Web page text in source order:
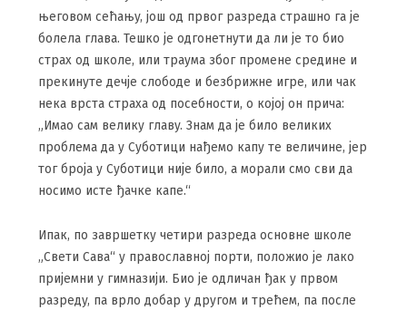
његовом сећању, још од првог разреда страшно га је
болела глава. Тешко је одгонетнути да ли је то био
страх од школе, или траума због промене средине и
прекинуте дечје слободе и безбрижне игре, или чак
нека врста страха од посебности, о којој он прича:
„Имао сам велику главу. Знам да је било великих
проблема да у Суботици нађемо капу те величине, јер
тог броја у Суботици није било, а морали смо сви да
носимо исте ђачке капе.“
Ипак, по завршетку четири разреда основне школе
„Свети Сава“ у православној порти, положио је лако
пријемни у гимназији. Био је одличан ђак у првом
разреду, па врло добар у другом и трећем, па после